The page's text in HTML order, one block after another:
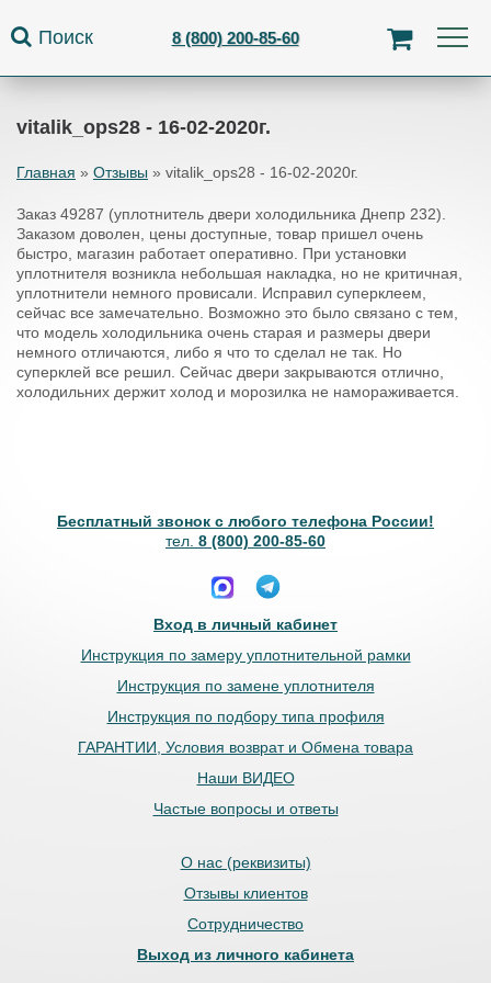
Поиск 8 (800) 200-85-60
vitalik_ops28 - 16-02-2020г.
Вы здесь
Главная » Отзывы » vitalik_ops28 - 16-02-2020г.
Заказ 49287 (уплотнитель двери холодильника Днепр 232).
Заказом доволен, цены доступные, товар пришел очень
быстро, магазин работает оперативно. При установки
уплотнителя возникла небольшая накладка, но не критичная,
уплотнители немного провисали. Исправил суперклеем,
сейчас все замечательно. Возможно это было связано с тем,
что модель холодильника очень старая и размеры двери
немного отличаются, либо я что то сделал не так. Но
суперклей все решил. Сейчас двери закрываются отлично,
холодильних держит холод и морозилка не намораживается.
Бесплатный звонок с любого телефона России!
тел. 8 (800) 200-85-60
Вход в личный кабинет
Инструкция по замеру уплотнительной рамки
Инструкция по замене уплотнителя
Инструкция по подбору типа профиля
ГАРАНТИИ, Условия возврат и Обмена товара
Наши ВИДЕО
Частые вопросы и ответы
О нас (реквизиты)
Отзывы клиентов
Сотрудничество
Выход из личного кабинета